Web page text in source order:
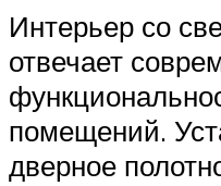
Интерьер со
отвечает
помещений.
дверное